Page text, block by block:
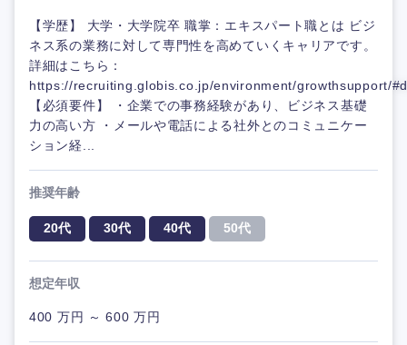
【学歴】 大学・大学院卒 職掌：エキスパート職とは ビジ
ネス系の業務に対して専門性を高めていくキャリアです。
詳細はこちら：
https://recruiting.globis.co.jp/environment/growthsupport/
【必須要件】 ・企業での事務経験があり、ビジネス基礎
力の高い方 ・メールや電話による社外とのコミュニケー
ション経...
推奨年齢
20代 30代 40代 50代
想定年収
400 万円 ～ 600 万円